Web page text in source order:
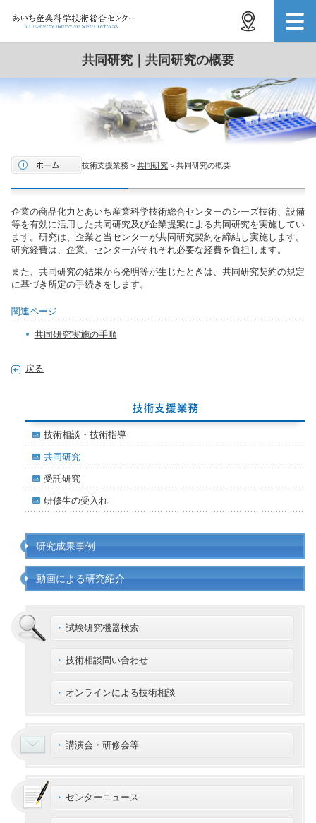
共同研究｜共同研究の概要
技術支援業務 > 共同研究 > 共同研究の概要
企業の商品化力とあいち産業科学技術総合センターのシーズ技術、設備
等を有効に活用した共同研究及び企業提案による共同研究を実施してい
ます。研究は、企業と当センターが共同研究契約を締結し実施します。
研究経費は、企業、センターがそれぞれ必要な経費を負担します。
また、共同研究の結果から発明等が生じたときは、共同研究契約の規定
に基づき所定の手続きをします。
関連ページ
共同研究実施の手順
戻る
技術相談・技術指導
共同研究
受託研究
研修生の受入れ
研究成果事例
動画による研究紹介
試験研究機器検索
技術相談問い合わせ
オンラインによる技術相談
講演会・研修会等
センターニュース